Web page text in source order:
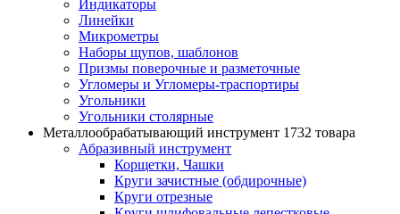
Индикаторы
Линейки
Микрометры
Наборы щупов, шаблонов
Призмы поверочные и разметочные
Угломеры и Угломеры-траспортиры
Угольники
Угольники столярные
Металлообрабатывающий инструмент 1732 товара
Абразивный инструмент
Корщетки, Чашки
Круги зачистные (обдирочные)
Круги отрезные